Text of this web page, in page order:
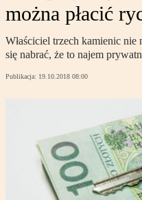
można płacić
Właściciel trzech kamienic nie
się nabrać, że to najem
Publikacja: 19.10.2018 08:00